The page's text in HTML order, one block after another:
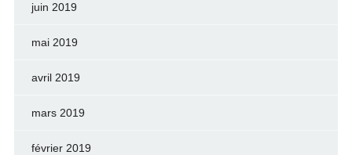
juin 2019
mai 2019
avril 2019
mars 2019
février 2019